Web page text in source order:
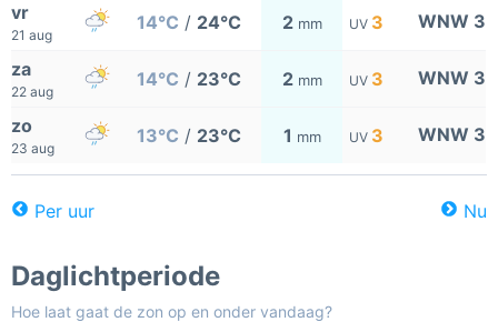
vr
21 aug
14°C / 24°C 2 mm UV 3 WNW 3
za
22 aug
14°C / 23°C 2 mm UV 3 WNW 3
zo
23 aug
13°C / 23°C 1 mm UV 3 WNW 3
Per uur Nu
Daglichtperiode
Hoe laat gaat de zon op en onder vandaag?